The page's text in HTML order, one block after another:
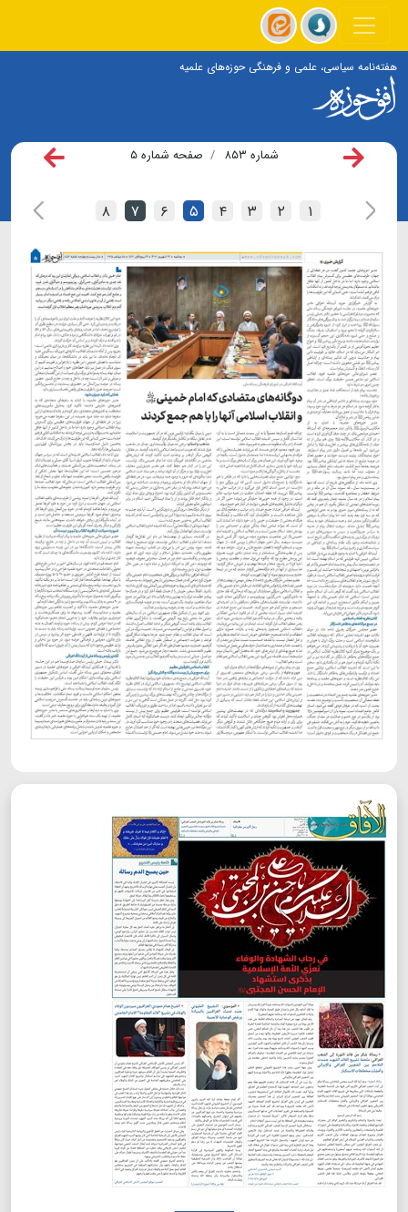
هفته‌نامه سیاسی، علمی و فرهنگی حوزه‌های علمیه
شماره ۸۵۳ صفحه شماره ۵
۱ ۲ ۳ ۴ ۵ ۶ ۷ ۸